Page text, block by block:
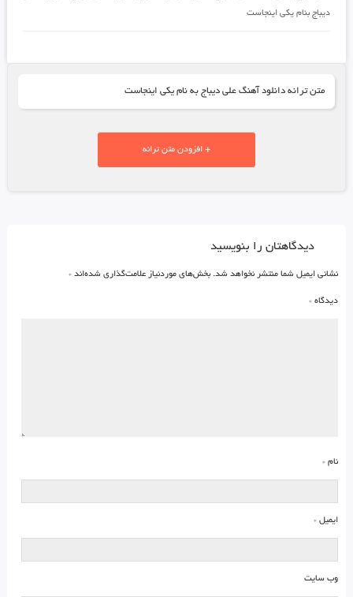
دیباج بنام یکی اینجاست
متن ترانه دانلود آهنگ علی دیباج به نام یکی اینجاست
+ افزودن متن ترانه
دیدگاهتان را بنویسید
نشانی ایمیل شما منتشر نخواهد شد. بخش‌های موردنیاز علامت‌گذاری شده‌اند *
دیدگاه *
نام *
ایمیل *
وب‌ سایت